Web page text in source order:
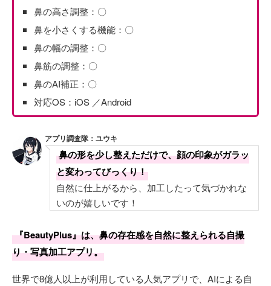
鼻の高さ調整：〇
鼻を小さくする機能：〇
鼻の幅の調整：〇
鼻筋の調整：〇
鼻のAI補正：〇
対応OS：iOS ／Android
アプリ調査隊：ユウキ
鼻の形を少し整えただけで、顔の印象がガラッ
と変わってびっくり！
自然に仕上がるから、加工したって気づかれな
いのが嬉しいです！
『BeautyPlus』は、鼻の存在感を自然に整えられる自撮
り・写真加工アプリ。
世界で8億人以上が利用している人気アプリで、AIによる自